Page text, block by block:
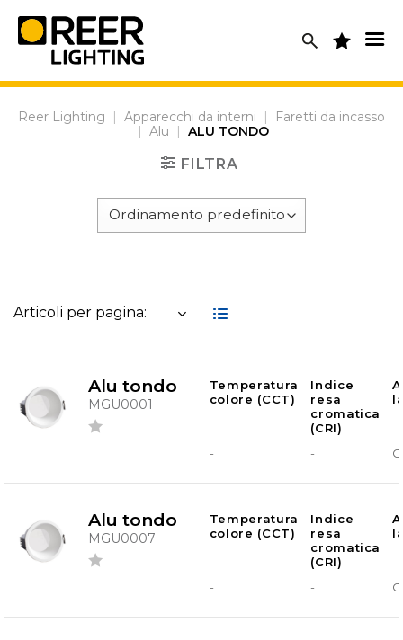
content
Reer Lighting | Apparecchi da interni |
Faretti da incasso
| Alu | ALU TONDO
FILTRA
Articoli per pagina:
Alu tondo
MGU0001
Temperatura
colore (CCT)
Indice
resa
cromatica
(CRI)
- -
Alu tondo
MGU0007
Temperatura
colore (CCT)
Indice
resa
cromatica
(CRI)
- -